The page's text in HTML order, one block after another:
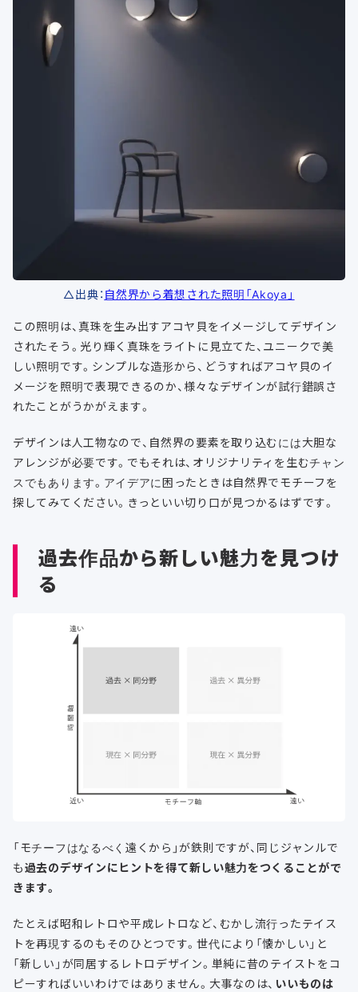
△出典： 自然界から着想された照明「Akoya」
この照明は、真珠を生み出すアコヤ貝をイメージしてデザイン
されたそう。光り輝く真珠をライトに見立てた、ユニークで美
しい照明です。シンプルな造形から、どうすればアコヤ貝のイ
メージを照明で表現できるのか、様々なデザインが試行錯誤さ
れたことがうかがえます。
デザインは人工物なので、自然界の要素を取り込むには大胆な
アレンジが必要です。でもそれは、オリジナリティを生むチャン
スでもあります。アイデアに困ったときは自然界でモチーフを
探してみてください。きっといい切り口が見つかるはずです。
過去作品から新しい魅力を見つけ
る
「モチーフはなるべく遠くから」が鉄則ですが、同じジャンルで
も過去のデザインにヒントを得て新しい魅力をつくることがで
きます。
たとえば昭和レトロや平成レトロなど、むかし流行ったテイス
トを再現するのもそのひとつです。世代により「懐かしい」と
「新しい」が同居するレトロデザイン。単純に昔のテイストをコ
ピーすればいいわけではありません。大事なのは、 いいものは